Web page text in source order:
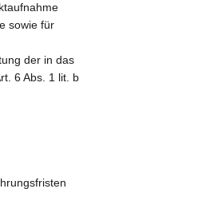
sowie für
der in das
6 Abs. 1 lit. b